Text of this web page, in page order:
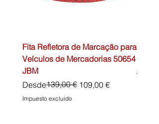
Fita Refletora de Marcação para
Veículos de Mercadorias 50654
JBM
Desde
Precio139,00 € 109,00 €
Precio de oferta
Impuesto excluido
Precio
45,00 €